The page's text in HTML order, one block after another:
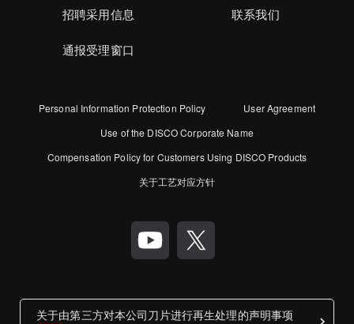
招聘采用信息 联系我们
通报受理窗口
Personal Information Protection Policy
User Agreement
Use of the DISCO Corporate Name
Compensation Policy for Customers Using DISCO Products
关于工艺对应方针
关于由第三方对本公司刀片进行再生处理的声明事项